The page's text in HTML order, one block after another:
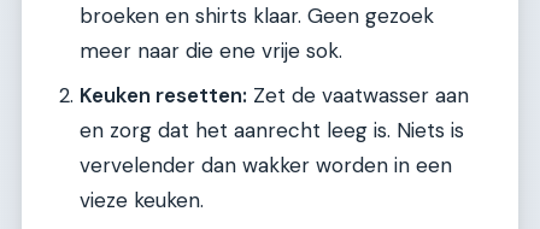
broeken en shirts klaar. Geen gezoek
meer naar die ene vrije sok.
Keuken resetten: Zet de vaatwasser aan
en zorg dat het aanrecht leeg is. Niets is
vervelender dan wakker worden in een
vieze keuken.